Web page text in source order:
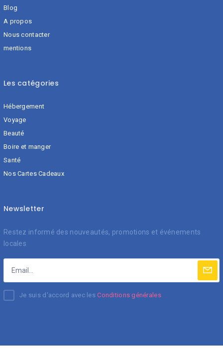
Blog
A propos
Nous contacter
mentions
Les catégories
Hébergement
Voyage
Beauté
Boire et manger
Santé
Nos Cartes Cadeaux
Newsletter
Restez informé des nouveautés, promotions et événements
locales
Je suis d'accord avec lesConditions générales